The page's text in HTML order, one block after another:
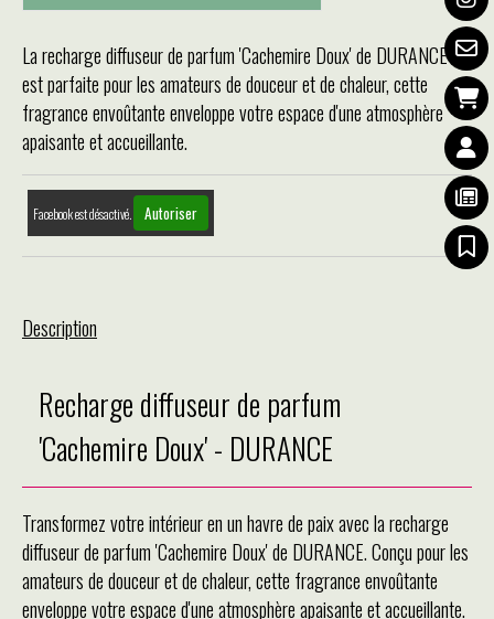
La recharge diffuseur de parfum 'Cachemire Doux' de DURANCE
est parfaite pour les amateurs de douceur et de chaleur, cette
fragrance envoûtante enveloppe votre espace d'une atmosphère
apaisante et accueillante.
Facebook est désactivé. Autoriser
Description
Recharge diffuseur de parfum
'Cachemire Doux' - DURANCE
Transformez votre intérieur en un havre de paix avec la recharge
diffuseur de parfum 'Cachemire Doux' de DURANCE. Conçu pour les
amateurs de douceur et de chaleur, cette fragrance envoûtante
enveloppe votre espace d'une atmosphère apaisante et accueillante.